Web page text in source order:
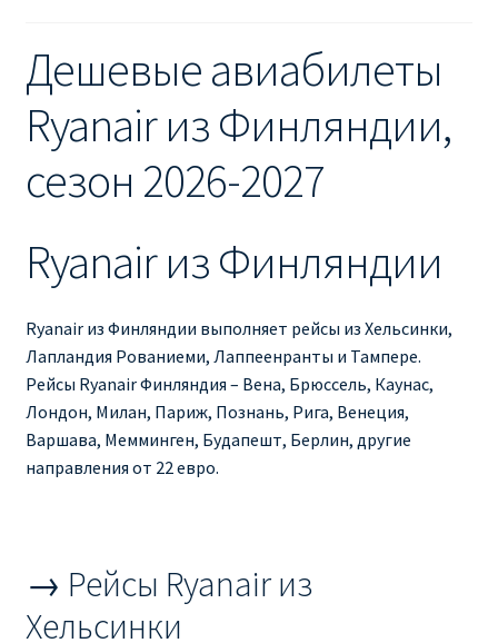
Ryanair изменения
Ryanair изменить дату
Ryanair изменить фамилию
Ryanair Испания
RYANAIR КУПИТЬ БИЛЕТЫ ENGLISH
Ryanair направления, акции
Ryanair онлайн регистрация
Ryanair пересадки
Дешевые авиабилеты
Ryanair из Финляндии,
сезон 2026-2027
Ryanair из Финляндии
Ryanair из Финляндии выполняет рейсы из Хельсинки,
Лапландия Рованиеми, Лаппеенранты и Тампере.
Рейсы Ryanair Финляндия – Вена, Брюссель, Каунас,
Лондон, Милан, Париж, Познань, Рига, Венеция,
Варшава, Мемминген, Будапешт, Берлин, другие
направления от 22 евро.
→ Рейсы Ryanair из
Хельсинки